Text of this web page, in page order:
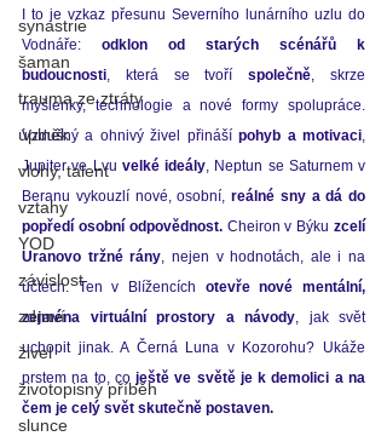
synastrie
šaman
trauma ze ztráty
úplněk
vlohy, talent
vztahy
YOD
závislost
zdraví
živel
životopisný příběh
slunce
I to je vzkaz přesunu Severního lunárního uzlu do
Vodnáře: odklon od starých scénářů k
budoucnosti , která se tvoří společně , skrze
myšlenky, technologie a nové formy spolupráce.
Vzdušný a ohnivý živel přináší pohyb a motivaci
Jupiter ve Lvu velké ideály , Neptun se Saturnem v
Beranu vykouzlí nové, osobní, reálné sny a dá do
popředí osobní odpovědnost. Cheiron v Býku zcelí
Uranovo tržné rány , nejen v hodnotách, ale i na
účtech. Ten v Blížencích otevře nové mentální,
zejména virtuální prostory a návody , jak svět
uchopit jinak. A Černá Luna v Kozorohu? Ukáže
prstem na to, co ještě ve světě je k demolici a na
čem je celý svět skutečně postaven.